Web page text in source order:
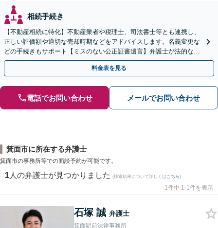
相続手続き
【不動産相続に特化】不動産業者や税理士、司法書士等とも連携し、
正しい評価額や適切な売却時期などをアドバイスします。名義変更な
どの手続きもサポート【ミスのない公正証書遺言】弁護士が法的な観
点から遺言書を作成します。
料金表を見る
電話でお問い合わせ メールでお問い合わせ
箕面市に所在する弁護士
箕面市の事務所等での面談予約が可能です。
1 人の弁護士が見つかりました (検索結果について詳しくは こちら)
1件中 1-1件を表示
石塚 誠 弁護士
箕面駅前法律事務所